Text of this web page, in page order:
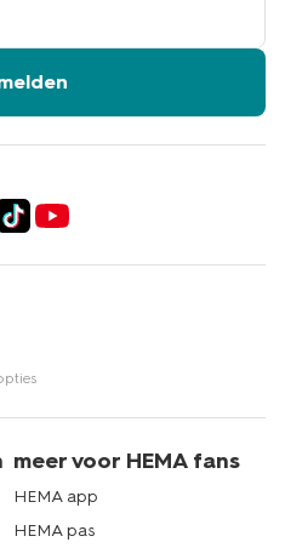
meer voor HEMA fans
HEMA app
HEMA pas